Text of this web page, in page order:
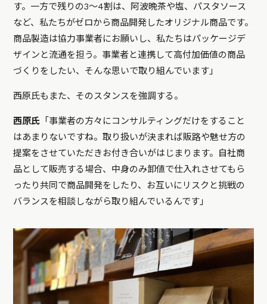
す。一方で残りの3〜4割は、阿波晩茶や塩、パスタソース
など、私たちがゼロから商品開発したオリジナル商品です。
商品製造は協力事業者にお願いし、私たちはパッケージデ
ザインと流通を担う。事業者と連携して高付加価値の商品
づくりをしたい、そんな思いで取り組んでいます」
西原氏もまた、そのスタンスを強調する。
西原氏 「事業者の方々にコンサルティングだけをすること
はあまりないですね。取り扱いが決まれば販路や魅せ方の
提案をさせていただきお付き合いがはじまります。自社商
品として販売する場合、中身のみ卸値で仕入れさせてもら
ったり共同で商品開発をしたり、お互いにリスクと挑戦の
バランスを相談しながら取り組んでいるんです」